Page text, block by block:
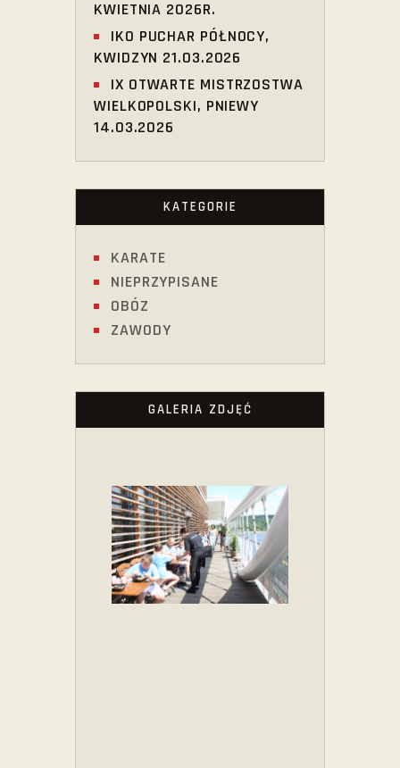
KWIETNIA 2026R.
IKO PUCHAR PÓŁNOCY,
KWIDZYN 21.03.2026
IX OTWARTE MISTRZOSTWA
WIELKOPOLSKI, PNIEWY
14.03.2026
KATEGORIE
KARATE
NIEPRZYPISANE
OBÓZ
ZAWODY
GALERIA ZDJĘĆ